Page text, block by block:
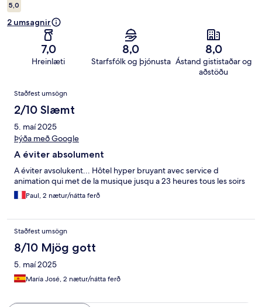
5,0
2 umsagnir
7,0
Hreinlæti
8,0
Starfsfólk og þjónusta
8,0
Ástand gististaðar og
aðstöðu
Umsagnir
Staðfest umsögn
2/10 Slæmt
5. maí 2025
Þýða með Google
A éviter absolument
A éviter avsolukent... Hôtel hyper bruyant avec service d
animation qui met de la musique jusqu a 23 heures tous les soirs
Paul, 2 nætur/nátta ferð
Staðfest umsögn
8/10 Mjög gott
5. maí 2025
María José, 2 nætur/nátta ferð